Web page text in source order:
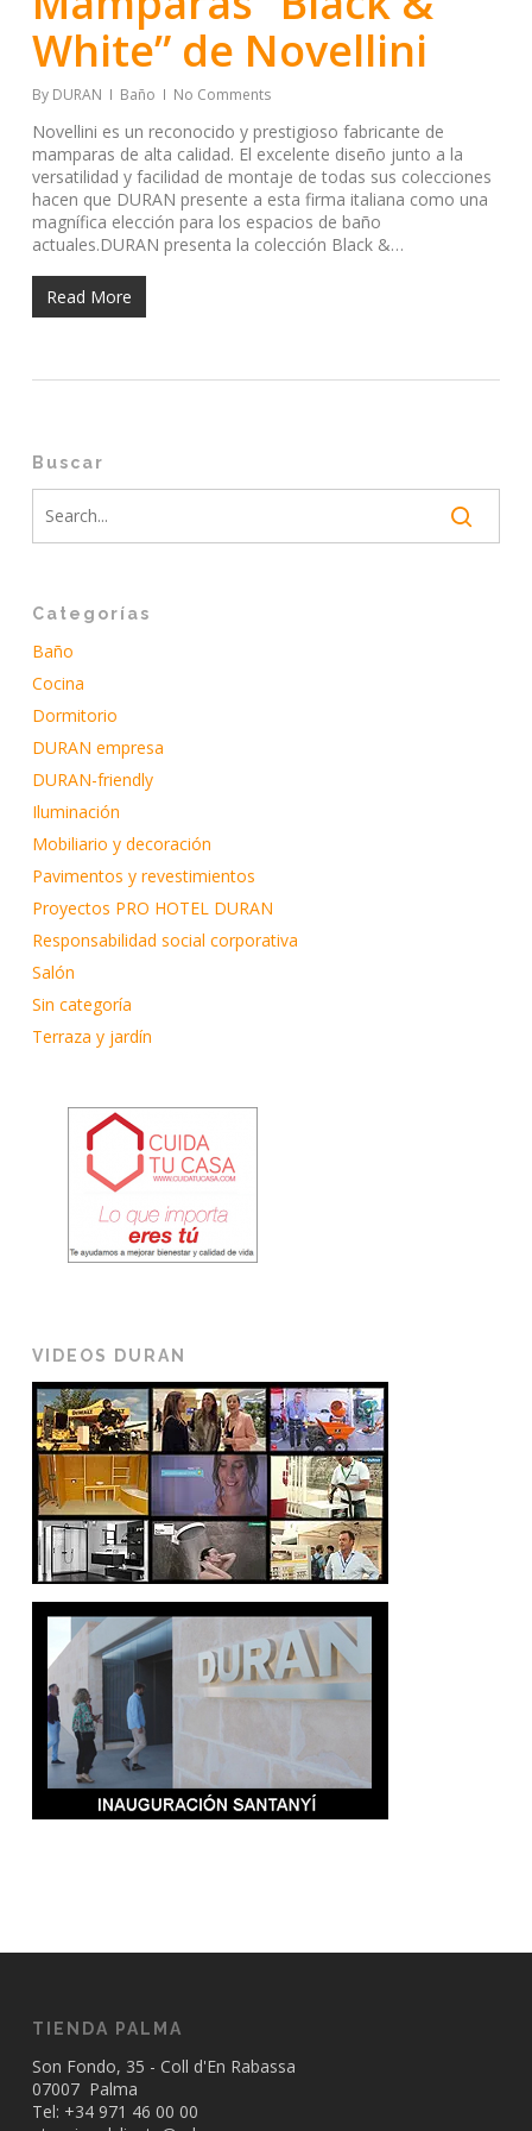
White” de Novellini
By DURAN Baño No Comments
Novellini es un reconocido y prestigioso fabricante de
mamparas de alta calidad. El excelente diseño junto a la
versatilidad y facilidad de montaje de todas sus colecciones
hacen que DURAN presente a esta firma italiana como una
magnífica elección para los espacios de baño
actuales.DURAN presenta la colección Black &…
Read More
Buscar
Categorías
Baño
Cocina
Dormitorio
DURAN empresa
DURAN-friendly
Iluminación
Mobiliario y decoración
Pavimentos y revestimientos
Proyectos PRO HOTEL DURAN
Responsabilidad social corporativa
Salón
Sin categoría
Terraza y jardín
VIDEOS DURAN
TIENDA PALMA
Son Fondo, 35 - Coll d'En Rabassa
07007 Palma
Tel: +34 971 46 00 00